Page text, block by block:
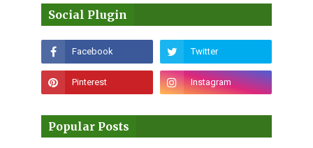
Social Plugin
Popular Posts